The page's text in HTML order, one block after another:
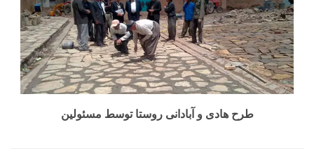
طرح هادی و آبادانی روستا توسط مسئولین